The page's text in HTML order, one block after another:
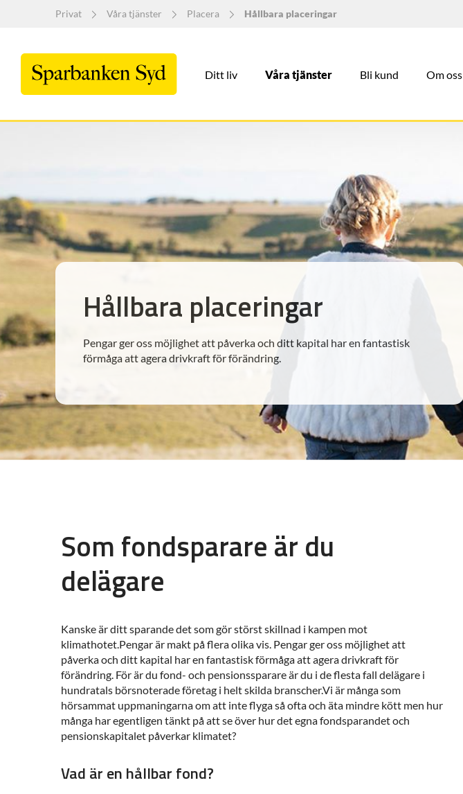
Privat Våra tjänster Placera Hållbara placeringar
Ditt liv Våra tjänster Bli kund Om oss
Hållbara placeringar
Pengar ger oss möjlighet att påverka och ditt kapital har en fantastisk
förmåga att agera drivkraft för förändring.
Som fondsparare är du
delägare
Kanske är ditt sparande det som gör störst skillnad i kampen mot
klimathotet.Pengar är makt på flera olika vis. Pengar ger oss möjlighet att
påverka och ditt kapital har en fantastisk förmåga att agera drivkraft för
förändring. För är du fond- och pensionssparare är du i de flesta fall delägare i
hundratals börsnoterade företag i helt skilda branscher.Vi är många som
hörsammat uppmaningarna om att inte flyga så ofta och äta mindre kött men hur
många har egentligen tänkt på att se över hur det egna fondsparandet och
pensionskapitalet påverkar klimatet?
Vad är en hållbar fond?